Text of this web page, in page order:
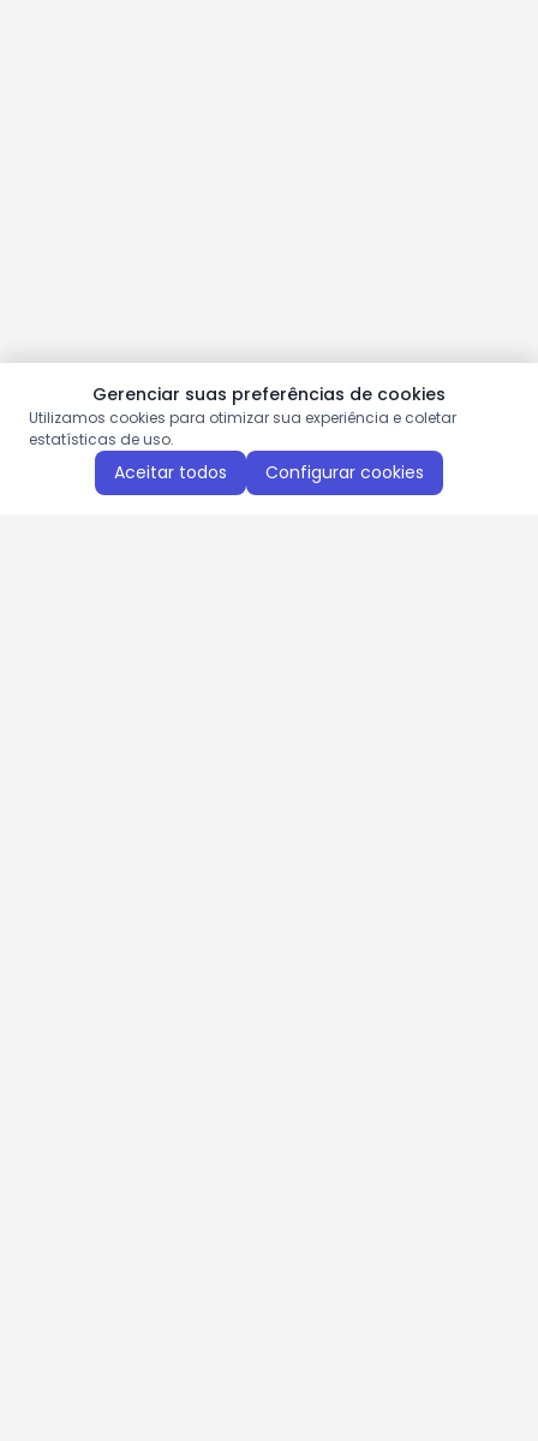
Gerenciar suas preferências de cookies
Utilizamos cookies para otimizar sua experiência e coletar
estatísticas de uso.
Aceitar todos Configurar cookies